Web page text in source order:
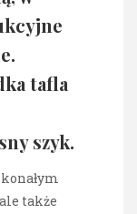
tafla
szyk.
także